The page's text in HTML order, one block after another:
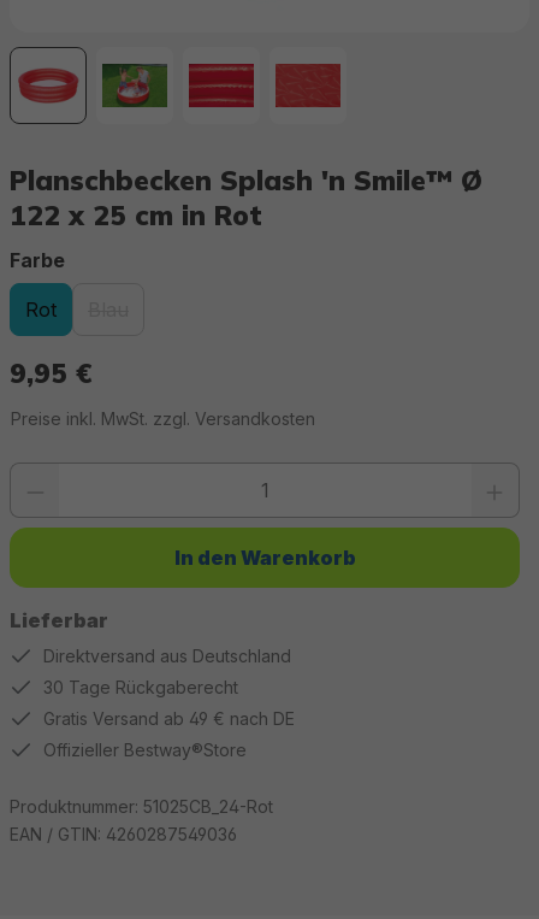
Planschbecken Splash 'n Smile™ Ø
122 x 25 cm in Rot
9,95 €
Preise inkl. MwSt. zzgl. Versandkosten
Lieferbar
Farbeauswählen
Rot
Produkt Anzahl: Gib den gewünschten Wert ein oder benutze die
In den Warenkorb
Direktversand aus Deutschland
30 Tage Rückgaberecht
Gratis Versand ab 49 € nach DE
Offizieller Bestway®Store
Produktnummer: 51025CB_24-Rot
EAN / GTIN: 4260287549036